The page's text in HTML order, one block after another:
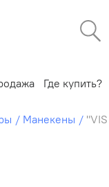
Где купить?
Манекены